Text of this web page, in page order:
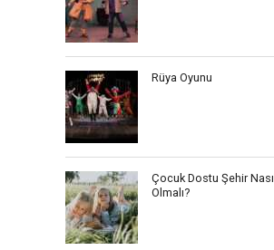
Rüya Oyunu
Çocuk Dostu Şehir Nasıl
Olmalı?